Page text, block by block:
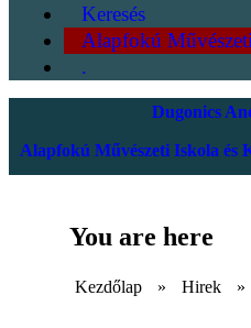
Keresés
Alapfokú
.
Dugonics
Alapfokú Művészeti Iskola és
You are here
Kezdőlap » Hirek »